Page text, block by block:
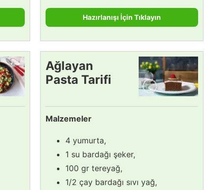
Hazırlanışı İçin Tıklayın
Ağlayan
Pasta Tarifi
Malzemeler
4 yumurta,
1 su bardağı şeker,
100 gr tereyağ,
1/2 çay bardağı sıvı yağ,